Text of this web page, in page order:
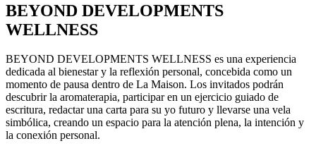
BEYOND DEVELOPMENTS
WELLNESS
BEYOND DEVELOPMENTS WELLNESS es una experiencia
dedicada al bienestar y la reflexión personal, concebida como un
momento de pausa dentro de La Maison. Los invitados podrán
descubrir la aromaterapia, participar en un ejercicio guiado de
escritura, redactar una carta para su yo futuro y llevarse una vela
simbólica, creando un espacio para la atención plena, la intención y
la conexión personal.